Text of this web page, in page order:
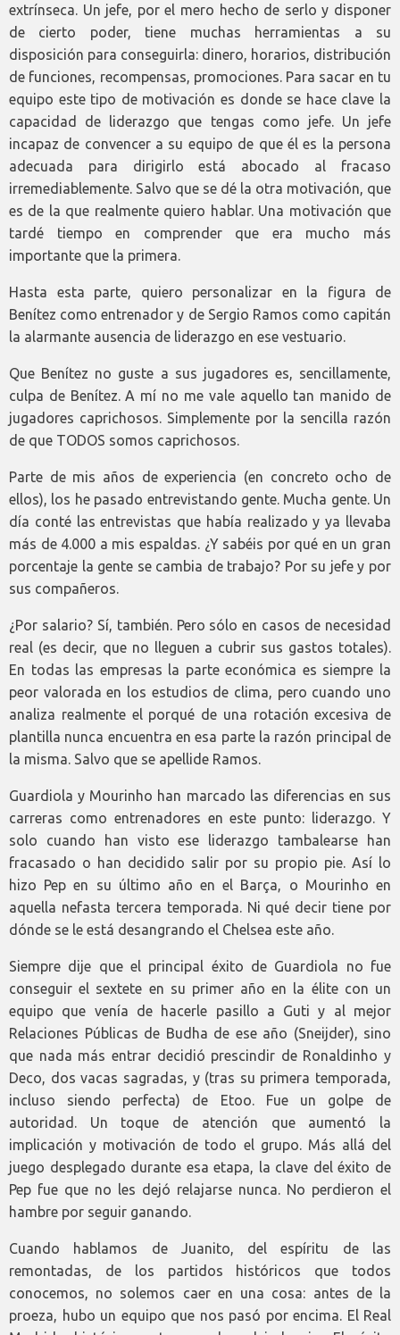
extrínseca. Un jefe, por el mero hecho de serlo y disponer
de cierto poder, tiene muchas herramientas a su
disposición para conseguirla: dinero, horarios, distribución
de funciones, recompensas, promociones. Para sacar en tu
equipo este tipo de motivación es donde se hace clave la
capacidad de liderazgo que tengas como jefe. Un jefe
incapaz de convencer a su equipo de que él es la persona
adecuada para dirigirlo está abocado al fracaso
irremediablemente. Salvo que se dé la otra motivación, que
es de la que realmente quiero hablar. Una motivación que
tardé tiempo en comprender que era mucho más
importante que la primera.
Hasta esta parte, quiero personalizar en la figura de
Benítez como entrenador y de Sergio Ramos como capitán
la alarmante ausencia de liderazgo en ese vestuario.
Que Benítez no guste a sus jugadores es, sencillamente,
culpa de Benítez. A mí no me vale aquello tan manido de
jugadores caprichosos. Simplemente por la sencilla razón
de que TODOS somos caprichosos.
Parte de mis años de experiencia (en concreto ocho de
ellos), los he pasado entrevistando gente. Mucha gente. Un
día conté las entrevistas que había realizado y ya llevaba
más de 4.000 a mis espaldas. ¿Y sabéis por qué en un gran
porcentaje la gente se cambia de trabajo? Por su jefe y por
sus compañeros.
¿Por salario? Sí, también. Pero sólo en casos de necesidad
real (es decir, que no lleguen a cubrir sus gastos totales).
En todas las empresas la parte económica es siempre la
peor valorada en los estudios de clima, pero cuando uno
analiza realmente el porqué de una rotación excesiva de
plantilla nunca encuentra en esa parte la razón principal de
la misma. Salvo que se apellide Ramos.
Guardiola y Mourinho han marcado las diferencias en sus
carreras como entrenadores en este punto: liderazgo. Y
solo cuando han visto ese liderazgo tambalearse han
fracasado o han decidido salir por su propio pie. Así lo
hizo Pep en su último año en el Barça, o Mourinho en
aquella nefasta tercera temporada. Ni qué decir tiene por
dónde se le está desangrando el Chelsea este año.
Siempre dije que el principal éxito de Guardiola no fue
conseguir el sextete en su primer año en la élite con un
equipo que venía de hacerle pasillo a Guti y al mejor
Relaciones Públicas de Budha de ese año (Sneijder), sino
que nada más entrar decidió prescindir de Ronaldinho y
Deco, dos vacas sagradas, y (tras su primera temporada,
incluso siendo perfecta) de Etoo. Fue un golpe de
autoridad. Un toque de atención que aumentó la
implicación y motivación de todo el grupo. Más allá del
juego desplegado durante esa etapa, la clave del éxito de
Pep fue que no les dejó relajarse nunca. No perdieron el
hambre por seguir ganando.
Cuando hablamos de Juanito, del espíritu de las
remontadas, de los partidos históricos que todos
conocemos, no solemos caer en una cosa: antes de la
proeza, hubo un equipo que nos pasó por encima. El Real